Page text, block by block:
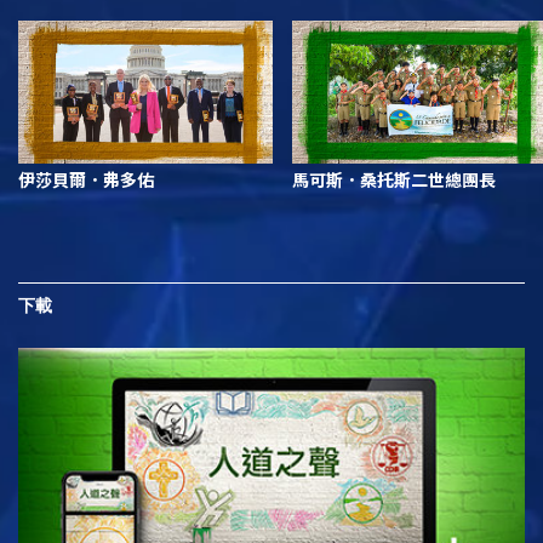
伊莎貝爾．弗多佑 馬可斯．桑托斯二世總團長
下載